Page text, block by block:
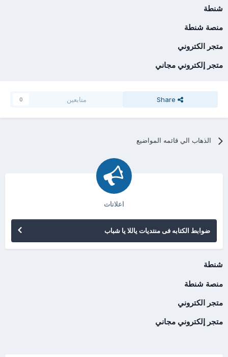
شنطة
منصة شنطة
متجر الكتروني
متجر إلكتروني مجاني
Share متابعين 0
الذهاب الي قائمه المواضيع
اعلانات
ضوابط الكتابه فى منتديات ياللا يا شباب
شنطة
منصة شنطة
متجر الكتروني
متجر إلكتروني مجاني